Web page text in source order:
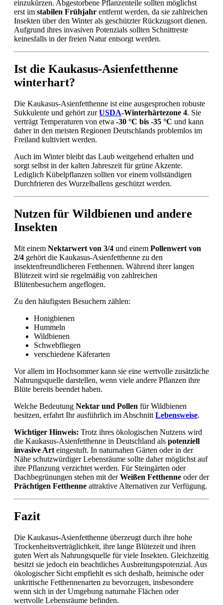
einzukürzen. Abgestorbene Pflanzenteile sollten möglichst
erst im stabilen Frühjahr entfernt werden, da sie zahlreichen
Insekten über den Winter als geschützter Rückzugsort dienen.
Aufgrund ihres invasiven Potenzials sollten Schnittreste
keinesfalls in der freien Natur entsorgt werden.
Ist die Kaukasus-Asienfetthenne
winterhart?
Die Kaukasus-Asienfetthenne ist eine ausgesprochen robuste
Sukkulente und gehört zurUSDA-Winterhärtezone 4. Sie
verträgt Temperaturen von etwa -30 °C bis -35 °C und kann
daher in den meisten Regionen Deutschlands problemlos im
Freiland kultiviert werden.
Auch im Winter bleibt das Laub weitgehend erhalten und
sorgt selbst in der kalten Jahreszeit für grüne Akzente.
Lediglich Kübelpflanzen sollten vor einem vollständigen
Durchfrieren des Wurzelballens geschützt werden.
Nutzen für Wildbienen und andere
Insekten
Mit einem Nektarwert von 3/4 und einem Pollenwert von
2/4 gehört die Kaukasus-Asienfetthenne zu den
insektenfreundlicheren Fetthennen. Während ihrer langen
Blütezeit wird sie regelmäßig von zahlreichen
Blütenbesuchern angeflogen.
Zu den häufigsten Besuchern zählen:
Honigbienen
Hummeln
Wildbienen
Schwebfliegen
verschiedene Käferarten
Vor allem im Hochsommer kann sie eine wertvolle zusätzliche
Nahrungsquelle darstellen, wenn viele andere Pflanzen ihre
Blüte bereits beendet haben.
Welche Bedeutung Nektar und Pollen für Wildbienen
besitzen, erfahrt Ihr ausführlich im Abschnitt Lebensweise.
Wichtiger Hinweis: Trotz ihres ökologischen Nutzens wird
die Kaukasus-Asienfetthenne in Deutschland als potenziell
invasive Art eingestuft. In naturnahen Gärten oder in der
Nähe schutzwürdiger Lebensräume sollte daher möglichst auf
ihre Pflanzung verzichtet werden. Für Steingärten oder
Dachbegrünungen stehen mit derWeißen Fetthenne oder der
Prächtigen Fetthenne attraktive Alternativen zur Verfügung.
Fazit
Die Kaukasus-Asienfetthenne überzeugt durch ihre hohe
Trockenheitsverträglichkeit, ihre lange Blütezeit und ihren
guten Wert als Nahrungsquelle für viele Insekten. Gleichzeitig
besitzt sie jedoch ein beachtliches Ausbreitungspotenzial. Aus
ökologischer Sicht empfiehlt es sich deshalb, heimische oder
unkritische Fetthennenarten zu bevorzugen, insbesondere
wenn sich in der Umgebung naturnahe Flächen oder
wertvolle Lebensräume befinden.